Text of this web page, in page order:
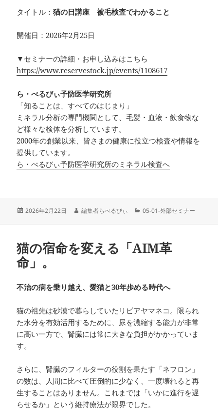
タイトル：猫の日講座 被毛検査でわかること
開催日：2026年2月25日
▼セミナーの詳細・お申し込みはこちら
https://www.reservestock.jp/events/1108617
ら・べるびぃ予防医学研究所
「知ることは、すべてのはじまり」
ミネラル分析の専門機関として、毛髪・血液・飲食物な
ど様々な検体を分析しています。
2000年の創業以来、皆さまの健康に役立つ検査や情報を
提供しています。
ら・べるびぃ予防医学研究所のミネラル検査へ
投
2026年2月22日
作
編集者らべるびぃ
カ
ー
05-01-外部セミナー
猫の宿命を変える「AIM革
命」。
不治の病を乗り越え、愛猫と30年歩める時代へ
猫の祖先は砂漠で暮らしていたリビアヤマネコ。限られ
た水分を有効活用するために、尿を濃縮する能力が非常
に高い一方で、腎臓には常に大きな負担がかかっていま
す。
さらに、腎臓のフィルターの役割を果たす「ネフロン」
の数は、人間に比べて圧倒的に少なく、一度壊れると再
生することはありません。これまでは「いかに進行を遅
らせるか」という維持療法が限界でした。